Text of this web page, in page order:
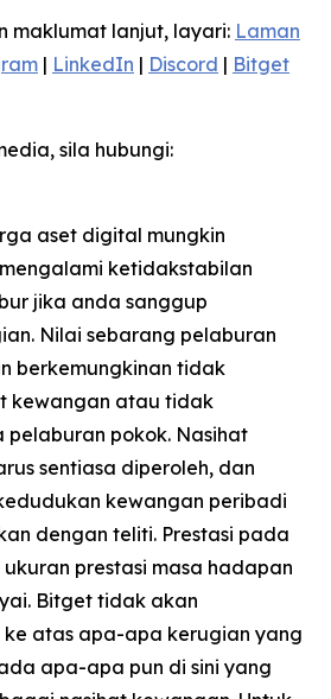
maklumat lanjut, layari: Laman
| LinkedIn | Discord | Bitget
sila hubungi:
aset digital mungkin
ketidakstabilan
jika anda sanggup
Nilai sebarang pelaburan
berkemungkinan tidak
kewangan atau tidak
pelaburan pokok. Nasihat
sentiasa diperoleh, dan
kewangan peribadi
dengan teliti. Prestasi pada
prestasi masa hadapan
Bitget tidak akan
atas apa-apa kerugian yang
apa-apa pun di sini yang